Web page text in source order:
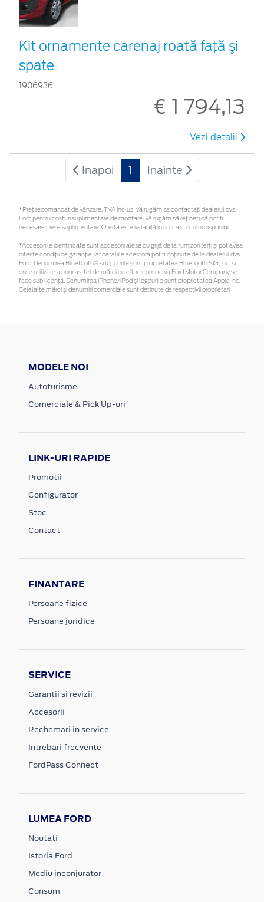
Kit ornamente carenaj roată faţă şi
spate
1906936
€ 1 794,13
Vezi detalii
Inapoi 1 Inainte
*Preţ recomandat de vânzare, TVA inclus. Vă rugăm să contactaţi dealerul dvs.
Ford pentru costuri suplimentare de montare. Vă rugăm să rețineți că pot fi
necesare piese suplimentare. Oferta este valabilă în limita stocului disponibil.
*Accesoriile identificate sunt accesorii alese cu grijă de la furnizori terți și pot avea
diferite condiții de garanție, iar detaliile acestora pot fi obținute de la dealerul dvs.
Ford. Denumirea Bluetooth® și logourile sunt proprietatea Bluetooth SIG, Inc. și
orice utilizare a unor astfel de mărci de către compania Ford Motor Company se
face sub licență. Denumirea iPhone/iPod și logourile sunt proprietatea Apple Inc.
Celelalte mărci și denumiri comerciale sunt deținute de respectivii proprietari
MODELE NOI
Autoturisme
Comerciale & Pick Up-uri
LINK-URI RAPIDE
Promotii
Configurator
Stoc
Contact
FINANTARE
Persoane fizice
Persoane juridice
SERVICE
Garantii si revizii
Accesorii
Rechemari in service
Intrebari frecvente
FordPass Connect
LUMEA FORD
Noutati
Istoria Ford
Mediu inconjurator
Consum